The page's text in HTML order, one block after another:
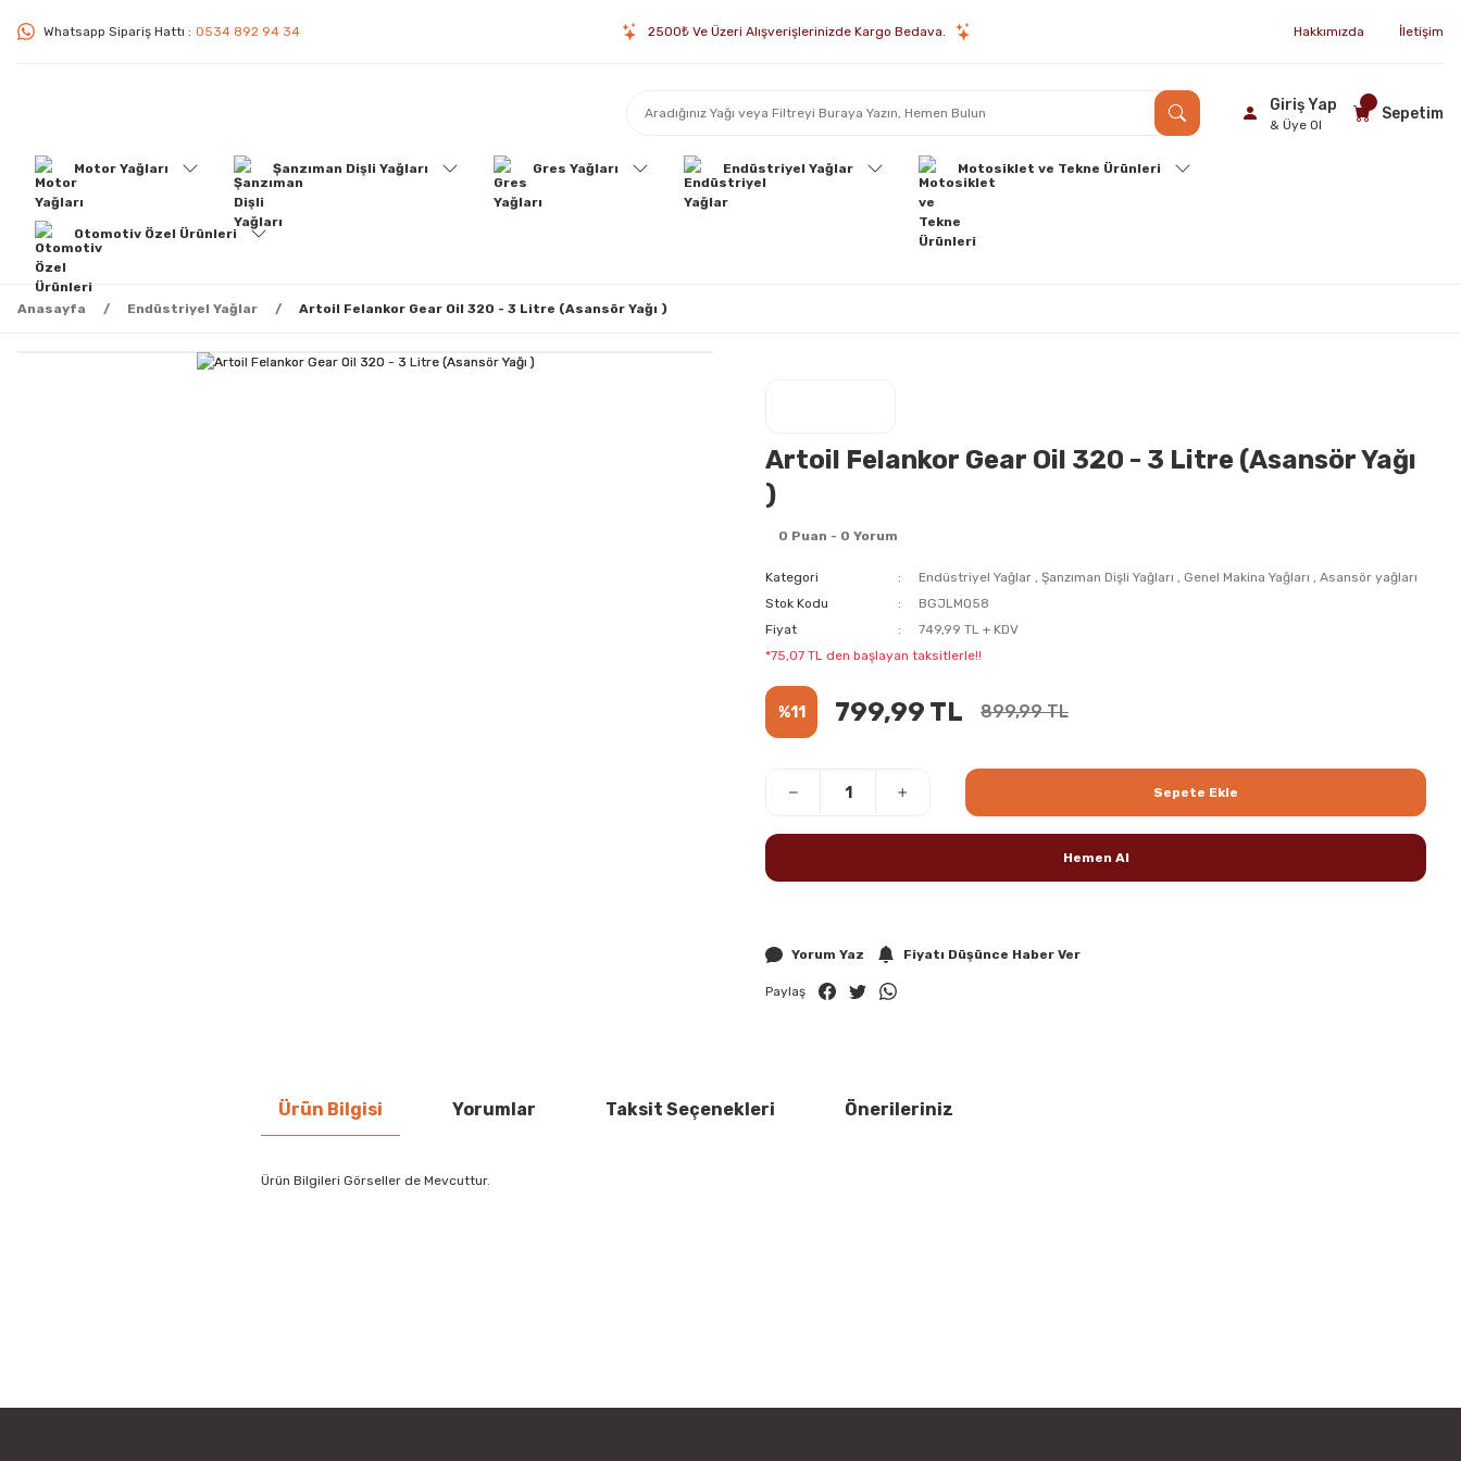
Whatsapp Sipariş Hattı : 0534 892 94 34 2500₺ Ve Üzeri Alışverişlerinizde Kargo Bedava. Hakkımızda İletişim
Giriş Yap
& Üye Ol
Sepetim
Motor Yağları Şanzıman Dişli Yağları Gres Yağları Endüstriyel Yağlar Motosiklet ve Tekne Ürünleri
Otomotiv Özel Ürünleri
Anasayfa Endüstriyel Yağlar Artoil Felankor Gear Oil 320 - 3 Litre (Asansör Yağı )
Artoil Felankor Gear Oil 320 - 3 Litre (Asansör Yağı
)
0 Puan - 0 Yorum
Kategori Endüstriyel Yağlar , Şanzıman Dişli Yağları , Genel Makina Yağları , Asansör yağları
Stok Kodu
BGJLMQ58
Fiyat
749,99 TL + KDV
*75,07 TL den başlayan taksitlerle!!
%11 799,99 TL 899,99 TL
Sepete Ekle
Hemen Al
Yorum Yaz Fiyatı Düşünce Haber Ver
Paylaş
Ürün Bilgisi Yorumlar Taksit Seçenekleri Önerileriniz
Ürün Bilgileri Görseller de Mevcuttur.